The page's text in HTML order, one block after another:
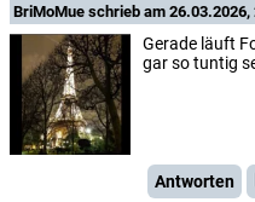
BriMoMue schrieb am 26.03.2026,
Gerade läuft
gar so tuntig
Antworten